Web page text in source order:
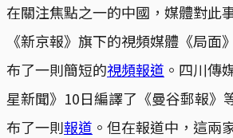
在關注焦點之一的中國，媒體對此
《新京報》旗下的視頻媒體《局面
布了一則簡短的視頻報道 。四川傳
星新聞》10日編譯了《曼谷郵報》
布了一則報道 。但在報道中，這兩